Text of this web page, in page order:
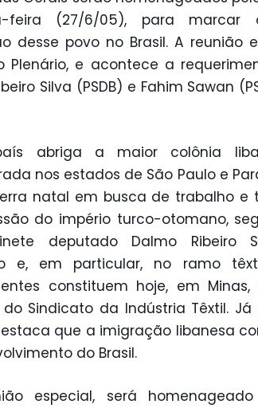
feira (27/6/05), para
desse povo no Brasil. A reunião
Plenário, e acontece a
Silva (PSDB) e Fahim Sawan
abriga a maior colônia
nos estados de São Paulo e
natal em busca de trabalho e
do império turco-otomano,
deputado Dalmo Ribeiro
e, em particular, no ramo
constituem hoje, em
Sindicato da Indústria Têxtil.
que a imigração libanesa
do Brasil.
especial, será